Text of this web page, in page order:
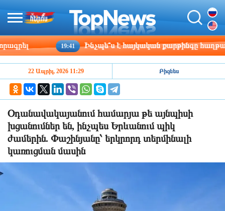
19:41 Ինչպե՞ս է հայկական քարթինգը
22 Ապրիլ, 2026 11:29 Բիզնես
Օդանավակայանում համարյա թե այնպիսի
խցանումներ են, ինչպես Երևանում պիկ
ժամերին. Փաշինյանը՝ երկրորդ տերմինալի
կառուցման մասին